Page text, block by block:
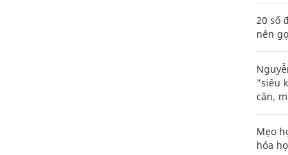
20 số
nên
"siêu
cân,
Mẹo
hóa